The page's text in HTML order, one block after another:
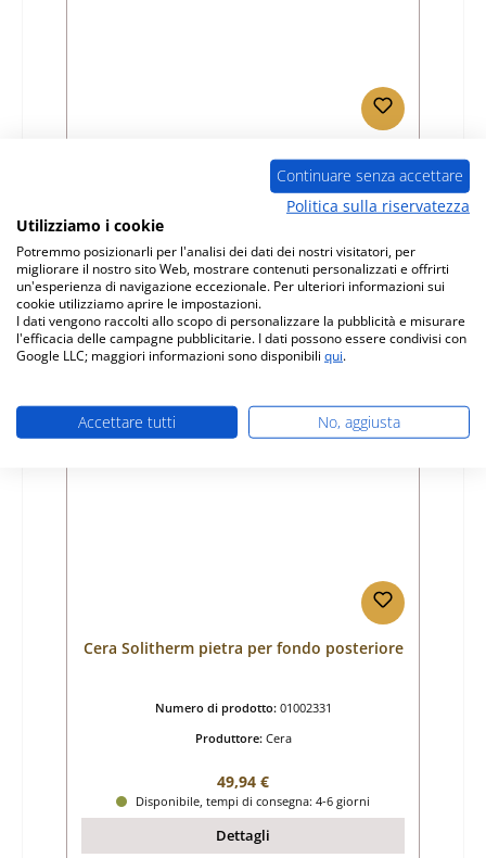
Cera Solitherm molla sportello
01039319
Produttore:
Cera
Prezzo normale:
94,24 €
tempi di consegna ca. 9-10 settimane
Dettagli
Solo 2 disponibili
Cera Solitherm pietra per fondo posteriore
Numero di prodotto: 01002331
Produttore: Cera
Prezzo normale:
49,94 €
Disponibile, tempi di consegna: 4-6 giorni
Dettagli
Continuare senza accettare
Politica sulla riservatezza
Utilizziamo i cookie
Potremmo posizionarli per l'analisi dei dati dei nostri visitatori, per
migliorare il nostro sito Web, mostrare contenuti personalizzati e offrirti
un'esperienza di navigazione eccezionale. Per ulteriori informazioni sui
cookie utilizziamo aprire le impostazioni.
I dati vengono raccolti allo scopo di personalizzare la pubblicità e misurare
l'efficacia delle campagne pubblicitarie. I dati possono essere condivisi con
Google LLC; maggiori informazioni sono disponibili qui.
Accettare tutti No, aggiusta